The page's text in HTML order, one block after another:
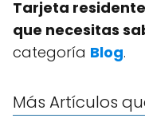
Tarjeta
que necesitas
categoría Blog.
Más Artículos